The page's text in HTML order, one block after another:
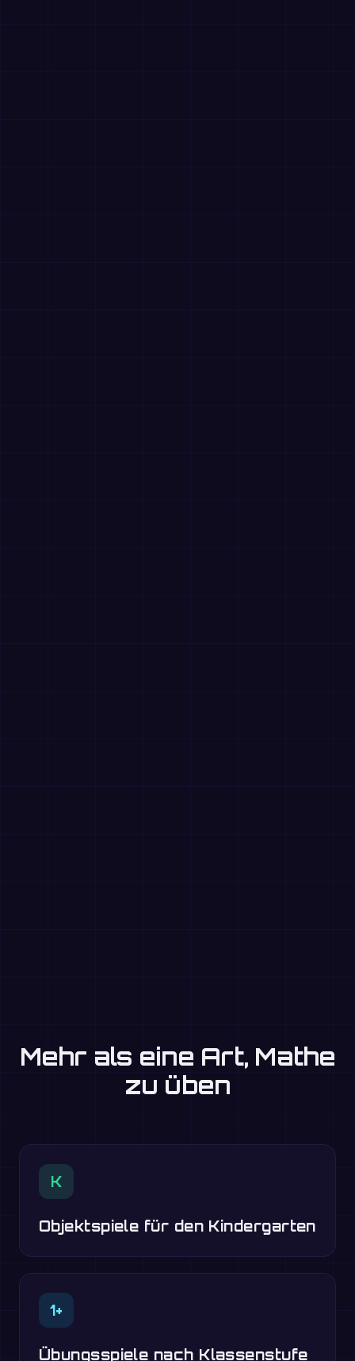
Mehr als eine Art, Mathe
zu üben
K
Objektspiele für den Kindergarten
1+
Übungsspiele nach Klassenstufe